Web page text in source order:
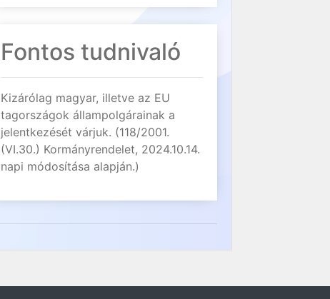
Fontos tudnivaló
Kizárólag magyar, illetve az EU
tagországok állampolgárainak a
jelentkezését várjuk. (118/2001.
(VI.30.) Kormányrendelet, 2024.10.14.
napi módosítása alapján.)